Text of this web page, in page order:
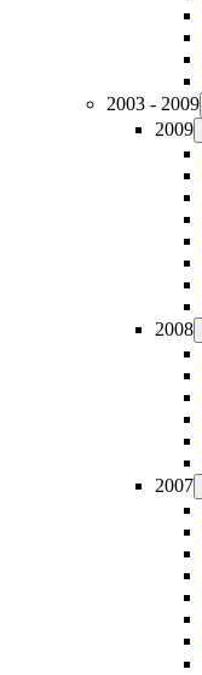
2003 - 2009
2009
2008
2007